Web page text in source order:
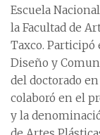
Escuela
la Facultad de
Taxco. Participó
Diseño y
del doctorado
colaboró en el
y la